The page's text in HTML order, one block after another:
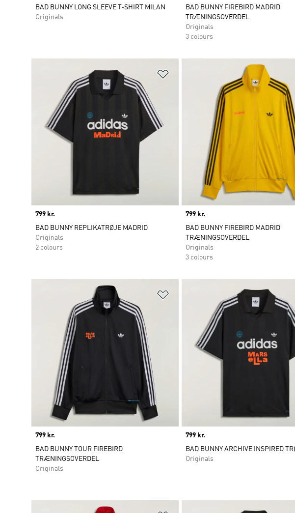
BAD BUNNY LONG SLEEVE T-SHIRT MILAN
Originals
BAD BUNNY FIREBIRD MADRID
TRÆNINGSOVERDEL
Originals
3 colours
Price
799 kr.
BAD BUNNY REPLIKATRØJE MADRID
Originals
2 colours
Price
799 kr.
BAD BUNNY FIREBIRD MADRID
TRÆNINGSOVERDEL
Originals
3 colours
Price
799 kr.
BAD BUNNY TOUR FIREBIRD
TRÆNINGSOVERDEL
Originals
Price
799 kr.
BAD BUNNY ARCHIVE INSPIRED
Originals